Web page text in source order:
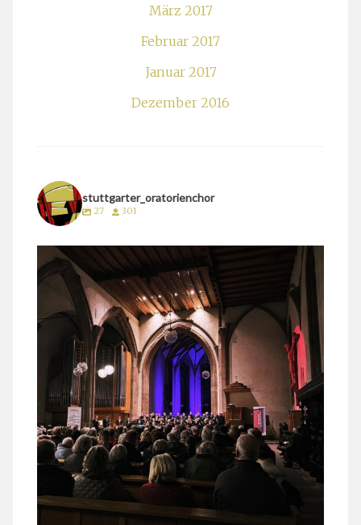
März 2017
Februar 2017
Januar 2017
Dezember 2016
stuttgarter_oratorienchor
27 301
stuttgarter_oratorienchor
März 24